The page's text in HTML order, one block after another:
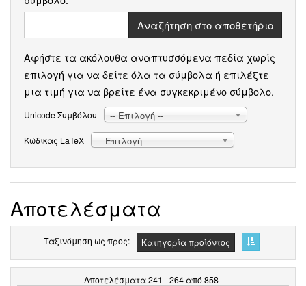
Αναζήτηση στο αποθετήριο
Αφήστε τα ακόλουθα αναπτυσσόμενα πεδία χωρίς
επιλογή για να δείτε όλα τα σύμβολα ή επιλέξτε
μια τιμή για να βρείτε ένα συγκεκριμένο σύμβολο.
Unicode Συμβόλου -- Επιλογή --
Κώδικας LaTeX -- Επιλογή --
Αποτελέσματα
Ταξινόμηση ως προς Κατηγορία προϊόντος
Αποτελέσματα 241 - 264 από 858